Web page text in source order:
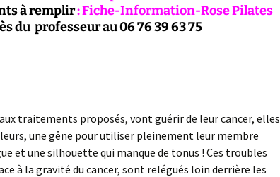
à remplir:Fiche-Information-Rose Pilates
du professeur au 06 76 39 63 75
traitements proposés, vont guérir de leur cancer, elles
une gêne pour utiliser pleinement leur membre
et une silhouette qui manque de tonus ! Ces troubles
à la gravité du cancer, sont relégués loin derrière les